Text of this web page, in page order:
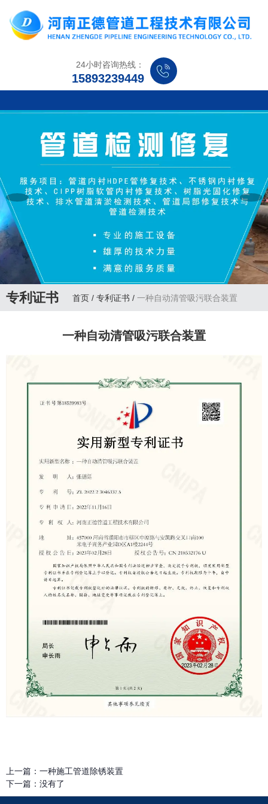
24小时咨询热线：
15893239449
专利证书 首页/专利证书 /一种自动清管吸污联合装置
一种自动清管吸污联合装置
上一篇： 一种施工管道除锈装置
下一篇： 没有了